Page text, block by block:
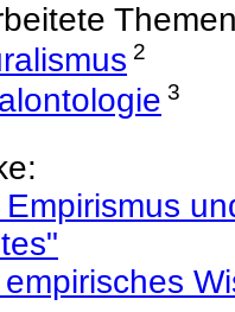
2
3
Empirismus